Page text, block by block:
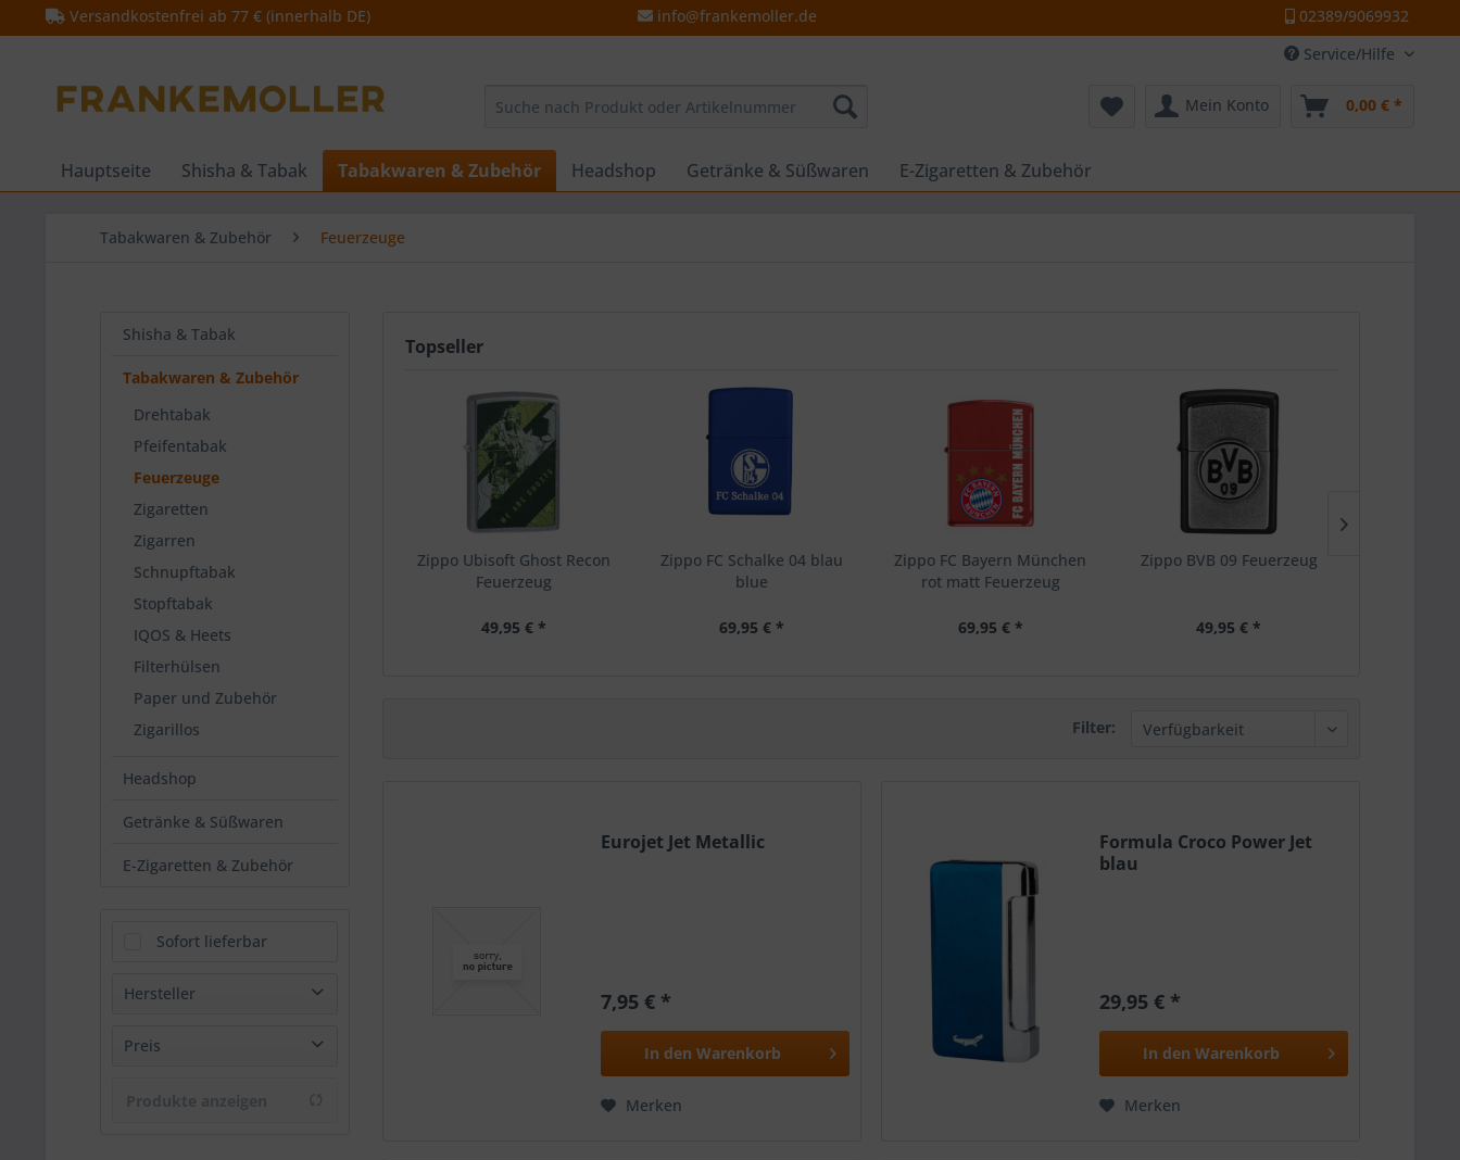
Versandkostenfrei ab 77 € (innerhalb DE) info@frankemoller.de
02389/9069932
Service/Hilfe
Mein Konto 0,00 € *
Hauptseite Shisha & Tabak Tabakwaren & Zubehör Headshop Getränke & Süßwaren E-Zigaretten & Zubehör
Tabakwaren & Zubehör Feuerzeuge
Shisha & Tabak
Tabakwaren & Zubehör
Drehtabak
Pfeifentabak
Feuerzeuge
Zigaretten
Zigarren
Schnupftabak
Stopftabak
IQOS & Heets
Filterhülsen
Paper und Zubehör
Zigarillos
Headshop
Getränke & Süßwaren
E-Zigaretten & Zubehör
Sofort lieferbar
Hersteller
Cozy
Preis
Topseller
Zippo Ubisoft Ghost Recon
Feuerzeug
49,95 € *
Zippo FC Schalke 04 blau
blue
69,95 € *
Zippo FC Bayern München
rot matt Feuerzeug
69,95 € *
Zippo BVB 09 Feuerzeug
49,95 € *
Filter:
Eurojet Jet Metallic
7,95 € *
In den Warenkorb
Merken
Formula Croco Power Jet
blau
29,95 € *
In den Warenkorb
Merken